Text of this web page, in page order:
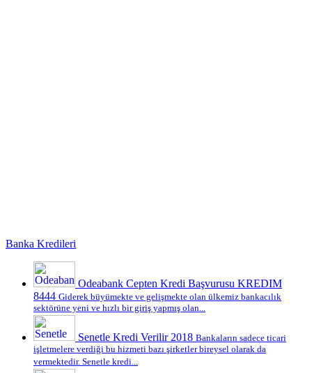
Banka Kredileri
Odeabank Cepten Kredi Başvurusu KREDIM
8444 Giderek büyümekte ve gelişmekte olan ülkemiz bankacılık
sektörüne yeni ve hızlı bir giriş yapmış olan...
Senetle Kredi Verilir 2018 Bankaların sadece ticari
işletmelere verdiği bu hizmeti bazı şirketler bireysel olarak da
vermektedir. Senetle kredi...